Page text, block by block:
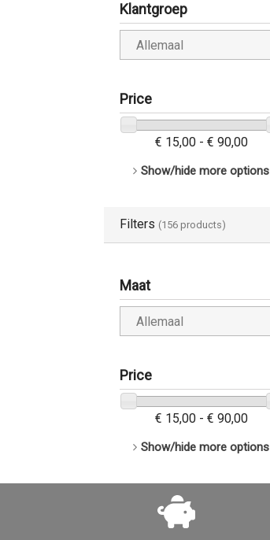
Klantgroep
Price
€ 15,00 - € 90,00
Show/hide more options
Filters (156 products)
Maat
Price
€ 15,00 - € 90,00
Show/hide more options